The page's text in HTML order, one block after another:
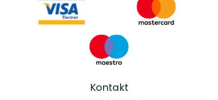
Kontakt